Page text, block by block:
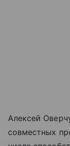
Алексей
совместных